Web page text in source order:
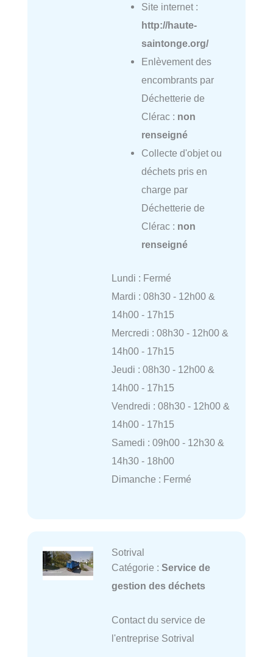
Site internet :
http://haute-
saintonge.org/
Enlèvement des
encombrants par
Déchetterie de
Clérac : non
renseigné
Collecte d'objet ou
déchets pris en
charge par
Déchetterie de
Clérac : non
renseigné
Lundi : Fermé
Mardi : 08h30 - 12h00 &
14h00 - 17h15
Mercredi : 08h30 - 12h00 &
14h00 - 17h15
Jeudi : 08h30 - 12h00 &
14h00 - 17h15
Vendredi : 08h30 - 12h00 &
14h00 - 17h15
Samedi : 09h00 - 12h30 &
14h30 - 18h00
Dimanche : Fermé
Sotrival
Catégorie : Service de
gestion des déchets
Contact du service de
l'entreprise Sotrival